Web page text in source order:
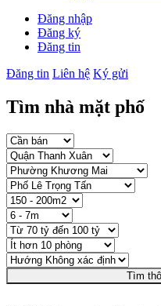
Đăng nhập
Đăng ký
Đăng tin
Đăng tin Liên hệ Ký gửi
Tìm nhà mặt phố
Tìm